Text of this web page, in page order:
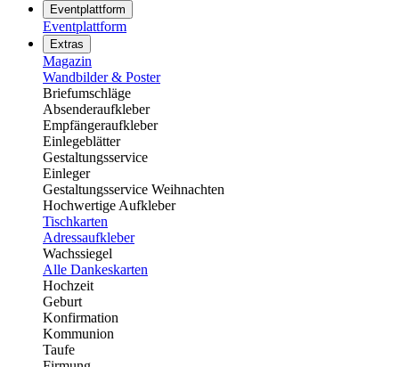
Eventplattform
Eventplattform
Extras
Magazin
Wandbilder & Poster
Briefumschläge
Absenderaufkleber
Empfängeraufkleber
Einlegeblätter
Gestaltungsservice
Einleger
Gestaltungsservice Weihnachten
Hochwertige Aufkleber
Tischkarten
Adressaufkleber
Wachssiegel
Alle Dankeskarten
Hochzeit
Geburt
Konfirmation
Kommunion
Taufe